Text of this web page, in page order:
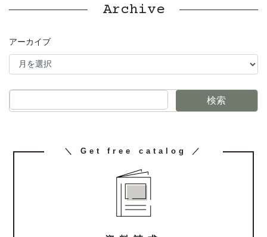
Archive
アーカイブ
検索
カ
＼ Get free catalog ／